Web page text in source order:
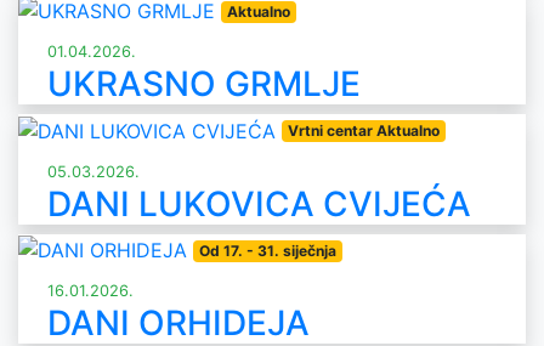
Aktualno
01.04.2026.
UKRASNO GRMLJE
Vrtni centar Aktualno
05.03.2026.
DANI LUKOVICA CVIJEĆA
Od 17. - 31. siječnja
16.01.2026.
DANI ORHIDEJA